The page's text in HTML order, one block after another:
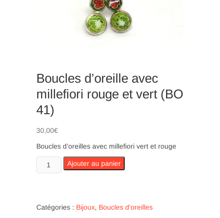
Boucles d’oreille avec
millefiori rouge et vert (BO
41)
30,00€
Boucles d’oreilles avec millefiori vert et rouge
quantité
de
avec
Ajouter au panier
Catégories : Bijoux, Boucles d'oreilles